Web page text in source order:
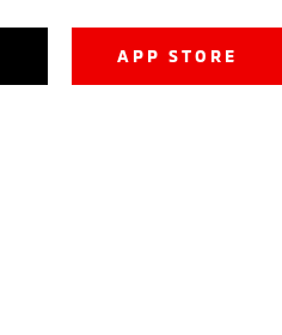
APP STORE